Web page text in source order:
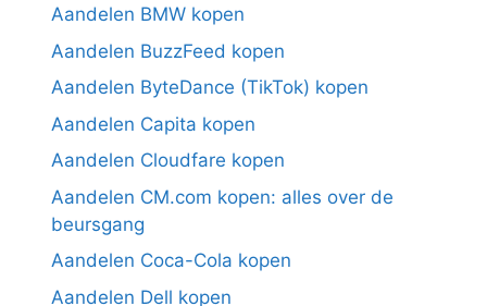
Aandelen BMW kopen
Aandelen BuzzFeed kopen
Aandelen ByteDance (TikTok) kopen
Aandelen Capita kopen
Aandelen Cloudfare kopen
Aandelen CM.com kopen: alles over de
beursgang
Aandelen Coca-Cola kopen
Aandelen Dell kopen